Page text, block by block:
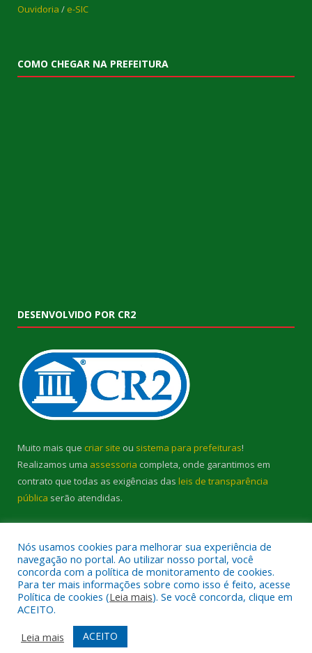
Ouvidoria / e-SIC
COMO CHEGAR NA PREFEITURA
DESENVOLVIDO POR CR2
Muito mais que criar site ou sistema para prefeituras!
Realizamos uma assessoria completa, onde garantimos em
contrato que todas as exigências das leis de transparência
pública serão atendidas.
Todos os direitos reservados a Prefeitura Municipal de Cambará.
Mapa do Site
Acessar Área Administrativa
Acessar Webmail
Nós usamos cookies para melhorar sua experiência de
navegação no portal. Ao utilizar nosso portal, você
concorda com a política de monitoramento de cookies.
Para ter mais informações sobre como isso é feito, acesse
Política de cookies (Leia mais). Se você concorda, clique em
ACEITO.
Leia mais
ACEITO